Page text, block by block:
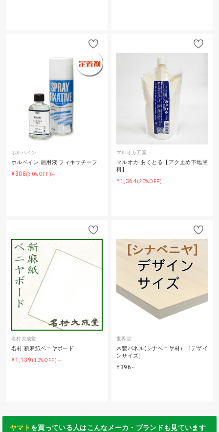
ホルベイン
ホルベイン 画用液 フィキサチーフ
¥308(30%OFF)～
マルオカ工業
マルオカ あくとる【アク止め下地塗
料】
¥1,364(20%OFF)
名村大成堂
名村 新麻紙ベニヤボード
¥1,139 (10%OFF)～
世界堂
木製パネル(シナベニヤ材）［デザイ
ンサイズ］
¥396 ～
ヤマトを買っている人はこんなメーカ・ブランドも見ています